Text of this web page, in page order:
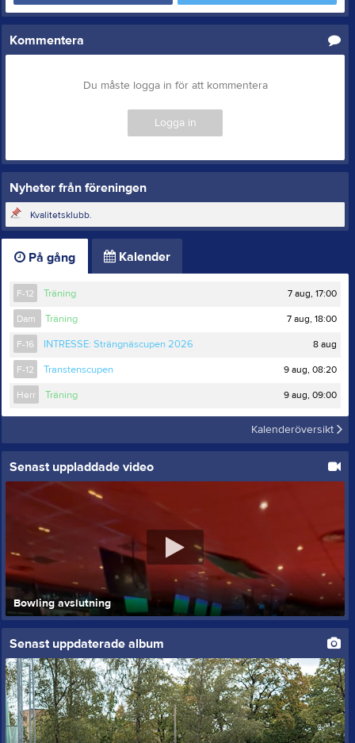
Kommentera
Du måste logga in för att kommentera
Logga in
Nyheter från föreningen
Kvalitetsklubb.
På gång Kalender
F-12 Träning 7 aug, 17:00
Dam Träning 7 aug, 18:00
F-16 INTRESSE: Strängnäscupen 2026 8 aug
F-12 Transtenscupen 9 aug, 08:20
Herr Träning 9 aug, 09:00
Kalenderöversikt
Senast uppladdade video
Bowling avslutning
Senast uppdaterade album